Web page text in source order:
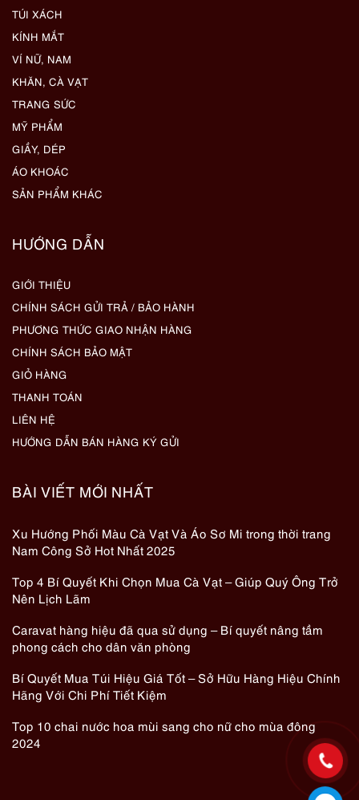
TÚI XÁCH
KÍNH MẮT
VÍ NỮ, NAM
KHĂN, CÀ VẠT
TRANG SỨC
MỸ PHẨM
GIẦY, DÉP
ÁO KHOÁC
SẢN PHẨM KHÁC
HƯỚNG DẪN
GIỚI THIỆU
CHÍNH SÁCH GỬI TRẢ / BẢO HÀNH
PHƯƠNG THỨC GIAO NHẬN HÀNG
CHÍNH SÁCH BẢO MẬT
GIỎ HÀNG
THANH TOÁN
LIÊN HỆ
HƯỚNG DẪN BÁN HÀNG KÝ GỬI
BÀI VIẾT MỚI NHẤT
Xu Hướng Phối Màu Cà Vạt Và Áo Sơ Mi trong thời trang
Nam Công Sở Hot Nhất 2025
Top 4 Bí Quyết Khi Chọn Mua Cà Vạt – Giúp Quý Ông Trở
Nên Lịch Lãm
Caravat hàng hiệu đã qua sử dụng – Bí quyết nâng tầm
phong cách cho dân văn phòng
Bí Quyết Mua Túi Hiệu Giá Tốt – Sở Hữu Hàng Hiệu Chính
Hãng Với Chi Phí Tiết Kiệm
Top 10 chai nước hoa mùi sang cho nữ cho mùa đông
2024